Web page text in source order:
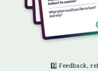
2️⃣ Feedback,